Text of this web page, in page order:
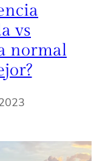
vs
normal